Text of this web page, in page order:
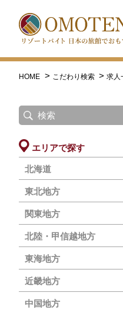
HOME こだわり検索 求人
エリアで探す
北海道
東北地方
関東地方
北陸・甲信越地方
東海地方
近畿地方
中国地方